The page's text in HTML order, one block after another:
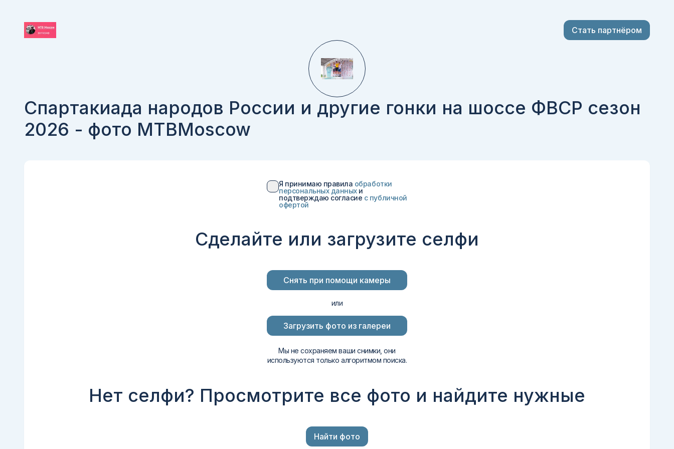
Стать партнёром
Спартакиада народов России и другие гонки на шоссе ФВСР сезон
2026 - фото MTBMoscow
Я принимаю правила обработки
персональных данных и
подтверждаю согласие c публичной
офертой
Сделайте или загрузите селфи
Снять при помощи камеры
или
Загрузить фото из галереи
Мы не сохраняем ваши снимки, они
используются только алгоритмом поиска.
Нет селфи? Просмотрите все фото и найдите нужные
Найти фото